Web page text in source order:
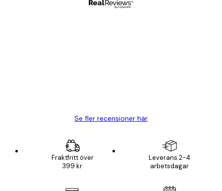
Se fler recensioner här
Fraktfritt över
399 kr
Leverans 2-4
arbetsdagar